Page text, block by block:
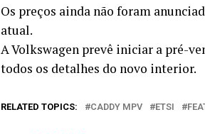
Os preços ainda não foram
atual.
A Volkswagen prevê iniciar a pré-
todos os detalhes do novo interior.
RELATED TOPICS: CADDY MPV ETSI